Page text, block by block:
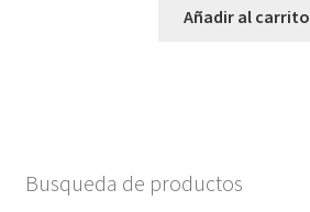
Añadir al carrito
Busqueda de productos